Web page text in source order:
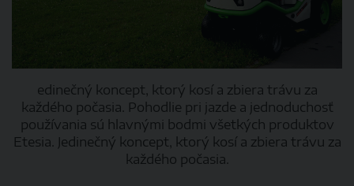
edinečný koncept, ktorý kosí a zbiera trávu za
každého počasia. Pohodlie pri jazde a jednoduchosť
používania sú hlavnými bodmi všetkých produktov
Etesia. Jedinečný koncept, ktorý kosí a zbiera trávu za
každého počasia.